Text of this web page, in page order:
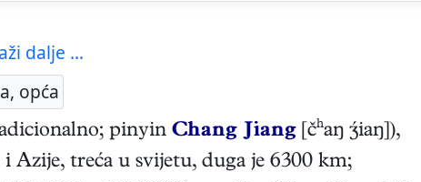
dalje ...
opća
pinyin Chang Jiang [čʰaŋ iaŋ]),
Azije, treća u svijetu, duga je 6300 km;